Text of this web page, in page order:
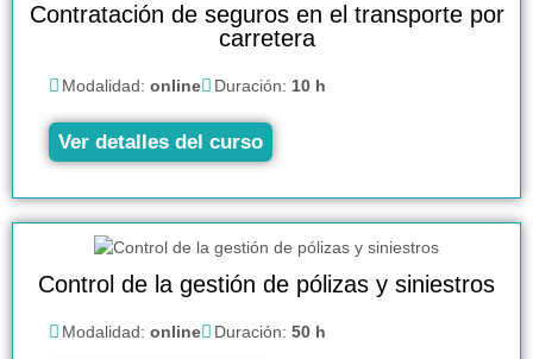
Contratación de seguros en el transporte por
carretera
Modalidad: online Duración: 10 h
Ver detalles del curso
Control de la gestión de pólizas y siniestros
Modalidad: online Duración: 50 h